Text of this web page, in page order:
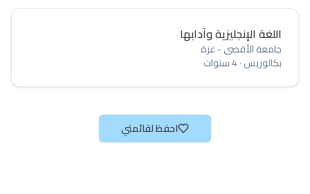
اللغة الإنجليزية وآدابها
جامعة الأقصى - غزة
بكالوريس·4 سنوات
احفظ لقائمتي